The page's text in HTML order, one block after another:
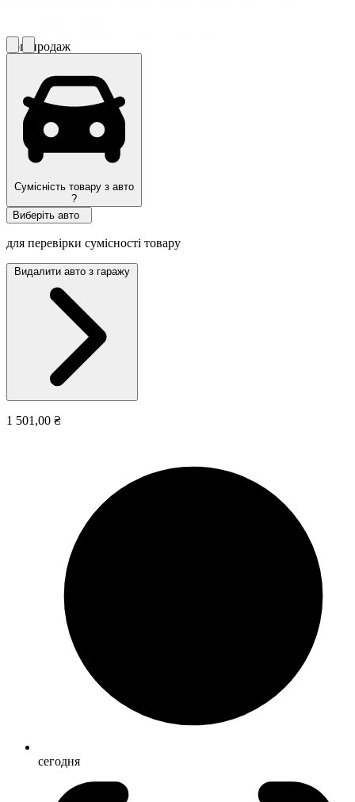
Топ продаж
Сумісність товару з авто
?
Виберіть авто
для перевірки сумісності товару
Видалити авто з гаражу
1 501,00 ₴
сегодня